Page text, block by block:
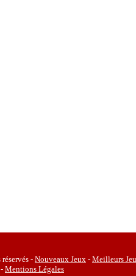
- Nouveaux Jeux - Meilleurs
- Mentions Légales